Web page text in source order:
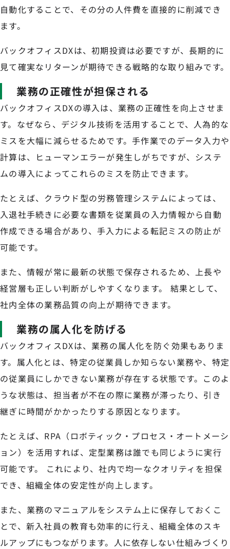
自動化することで、その分の人件費を直接的に削減でき
ます。
バックオフィスDXは、初期投資は必要ですが、長期的に
見て確実なリターンが期待できる戦略的な取り組みです。
業務の正確性が担保される
バックオフィスDXの導入は、業務の正確性を向上させま
す。なぜなら、デジタル技術を活用することで、人為的な
ミスを大幅に減らせるためです。手作業でのデータ入力や
計算は、ヒューマンエラーが発生しがちですが、システ
ムの導入によってこれらのミスを防止できます。
たとえば、クラウド型の労務管理システムによっては、
入退社手続きに必要な書類を従業員の入力情報から自動
作成できる場合があり、手入力による転記ミスの防止が
可能です。
また、情報が常に最新の状態で保存されるため、上長や
経営層も正しい判断がしやすくなります。 結果として、
社内全体の業務品質の向上が期待できます。
業務の属人化を防げる
バックオフィスDXは、業務の属人化を防ぐ効果もありま
す。属人化とは、特定の従業員しか知らない業務や、特定
の従業員にしかできない業務が存在する状態です。このよ
うな状態は、担当者が不在の際に業務が滞ったり、引き
継ぎに時間がかかったりする原因となります。
たとえば、RPA（ロボティック・プロセス・オートメーシ
ョン）を活用すれば、定型業務は誰でも同じように実行
可能です。 これにより、社内で均一なクオリティを担保
でき、組織全体の安定性が向上します。
また、業務のマニュアルをシステム上に保存しておくこ
とで、新入社員の教育も効率的に行え、組織全体のスキ
ルアップにもつながります。人に依存しない仕組みづくり